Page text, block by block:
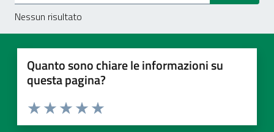
Nessun risultato
Quanto sono chiare le informazioni su
questa pagina?
Valuta 5 stelle su 5
Valuta 4 stelle su 5
Valuta 3 stelle su 5
Valuta 2 stelle su 5
Valuta 1 stelle su 5